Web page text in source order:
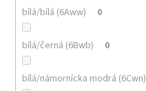
bílá/bílá (6Aww) 0
bílá/černá (6Bwb) 0
bílá/námornícka modrá (6Cwn)